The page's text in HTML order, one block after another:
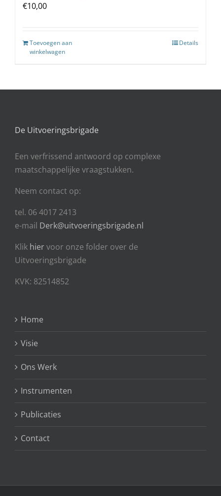
€10,00
Toevoegen aan
winkelwagen
Details
De Uitvoeringsbrigade
Een verfrissend antwoord op complexe
maatschappelijke vraagstukken.
Neem contact op:
tel. 06 4017 2413
e-mail Derk@uitvoeringsbrigade.nl
Klik hiervoor onze folder over de
Uitvoeringsbrigade
KVK: 82514852
Home
Visie
Ons Werk
Instrumenten
Publicaties
Contact